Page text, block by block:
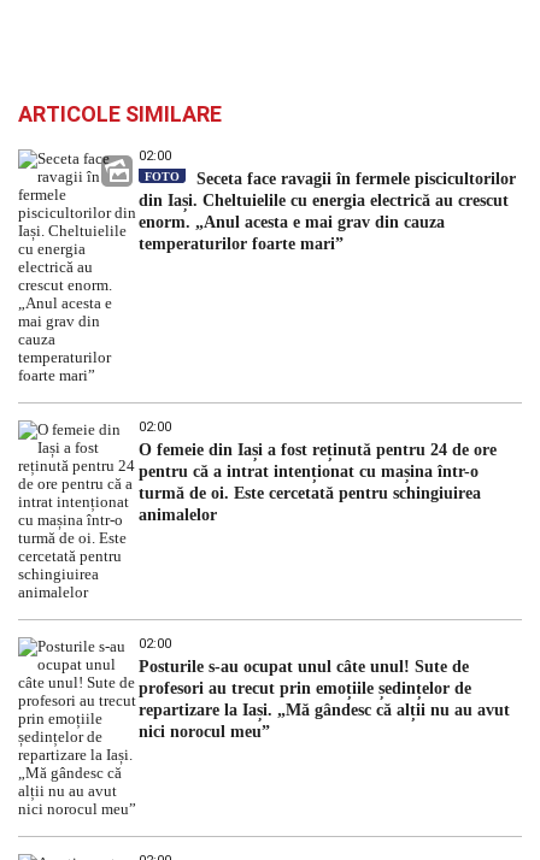
ARTICOLE SIMILARE
02:00
FOTO
Seceta face ravagii în fermele piscicultorilor
din Iași. Cheltuielile cu energia electrică au crescut
enorm. „Anul acesta e mai grav din cauza
temperaturilor foarte mari”
02:00
O femeie din Iași a fost reținută pentru 24 de ore
pentru că a intrat intenționat cu mașina într-o
turmă de oi. Este cercetată pentru schingiuirea
animalelor
02:00
Posturile s-au ocupat unul câte unul! Sute de
profesori au trecut prin emoțiile ședințelor de
repartizare la Iași. „Mă gândesc că alții nu au avut
nici norocul meu”